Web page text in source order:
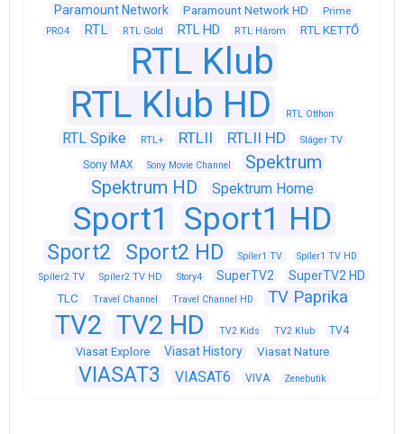
Paramount Network Paramount Network HD Prime
PRO4 RTL RTL Gold RTL HD RTL Három RTL KETTŐ
RTL Klub
RTL Klub HD
RTL Otthon
RTL Spike RTL+ RTLII RTLII HD Sláger TV
Sony MAX Sony Movie Channel
Spektrum
Spektrum HD
Spektrum Home
Sport1 Sport1 HD
Sport2 Sport2 HD Spíler1 TV
Spíler1 TV HD
Spíler2 TV
Spíler2 TV HD Story4 SuperTV2 SuperTV2 HD
TLC Travel Channel Travel Channel HD TV Paprika
TV2 TV2 HD TV2 Kids TV2 Klub TV4
Viasat Explore Viasat History Viasat Nature
VIASAT3 VIASAT6 VIVA Zenebutik